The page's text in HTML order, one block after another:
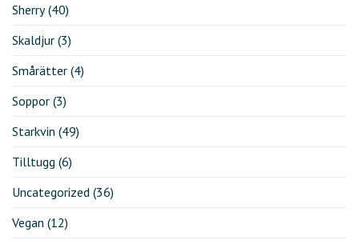
Sherry(40)
Skaldjur (3)
Smårätter (4)
Soppor (3)
Starkvin (49)
Tilltugg (6)
Uncategorized (36)
Vegan (12)